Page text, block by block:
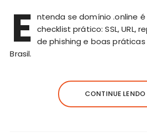
E ntenda se domínio .online
checklist prático: SSL, URL,
de phishing e boas
Brasil.
CONTINUE LENDO